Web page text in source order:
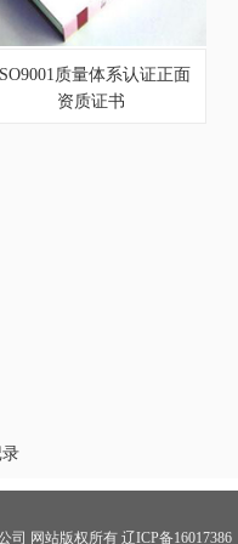
质量体系认证正面
资质证书
司 网站版权所有 辽ICP备16017386